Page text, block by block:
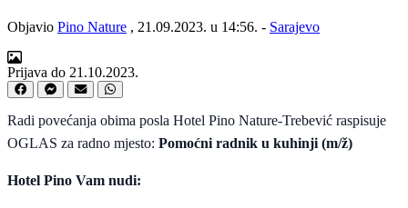
Objavio Pino Nature , 21.09.2023. u 14:56. - Sarajevo
Prijava do 21.10.2023.
Radi povećanja obima posla Hotel Pino Nature-Trebević raspisuje
OGLAS za radno mjesto: Pomoćni radnik u kuhinji (m/ž)
Hotel Pino Vam nudi: